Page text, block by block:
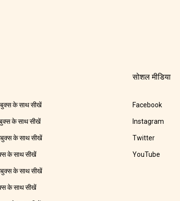
के साथ सीखें
के साथ सीखें
के साथ सीखें
के साथ सीखें
के साथ सीखें
के साथ सीखें
सोशल मीडिया
Facebook
Instagram
Twitter
YouTube